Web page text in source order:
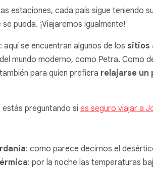
estaciones, cada país sigue teniendo
pueda. ¡Viajaremos igualmente!
se encuentran algunos de los sitios
mundo moderno, como Petra. Como
para quien prefiera relajarse un
estás preguntando si es seguro viajar a
: como parece decirnos el
: por la noche las temperaturas